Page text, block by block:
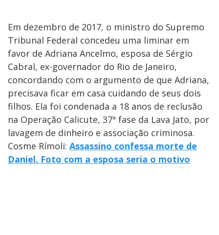
Em dezembro de 2017, o ministro do Supremo
Tribunal Federal concedeu uma liminar em
favor de Adriana Ancelmo, esposa de Sérgio
Cabral, ex-governador do Rio de Janeiro,
concordando com o argumento de que Adriana,
precisava ficar em casa cuidando de seus dois
filhos. Ela foi condenada a 18 anos de reclusão
na Operação Calicute, 37ª fase da Lava Jato, por
lavagem de dinheiro e associação criminosa.
Cosme Rímoli: Assassino confessa morte de
Daniel. Foto com a esposa seria o motivo